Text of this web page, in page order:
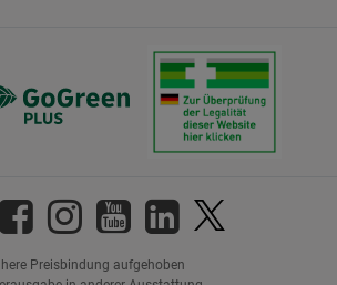
Preisbindung aufgehoben